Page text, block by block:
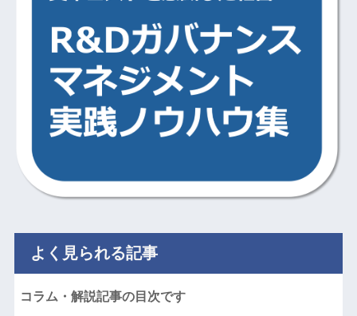
よく見られる記事
コラム・解説記事の目次です